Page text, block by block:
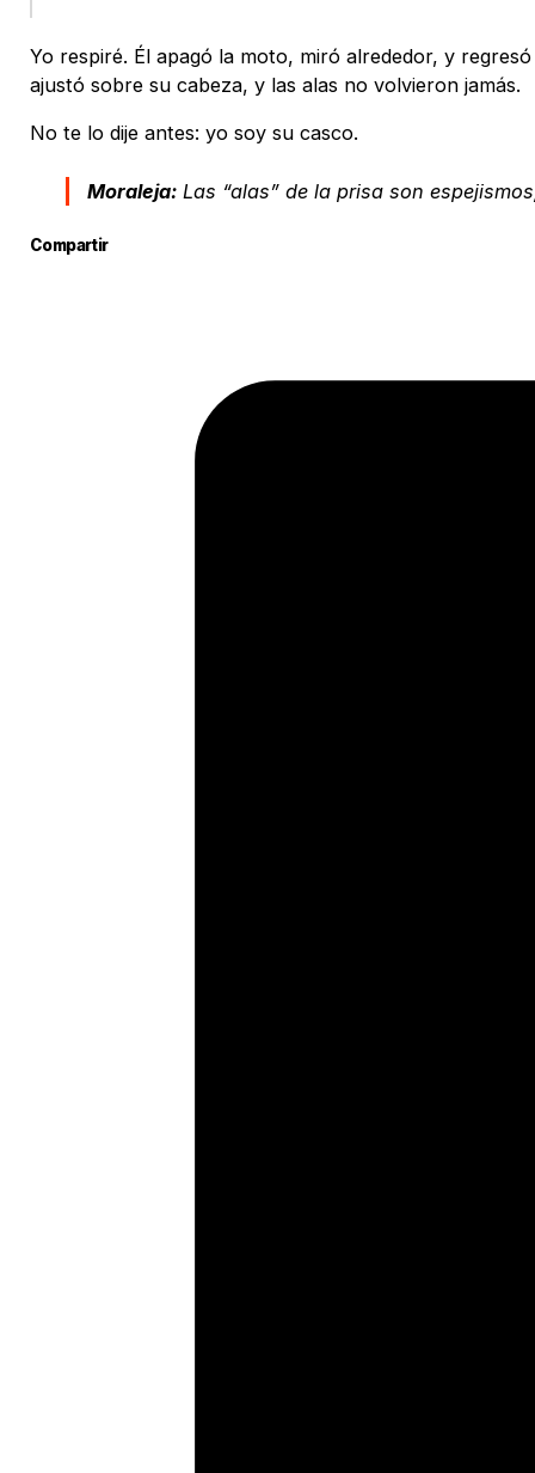
Yo respiré. Él apagó la moto, miró alrededor, y
ajustó sobre su cabeza, y las alas no volvieron jamás.
No te lo dije antes: yo soy su casco.
Moraleja: Las “alas” de la prisa son
Compartir